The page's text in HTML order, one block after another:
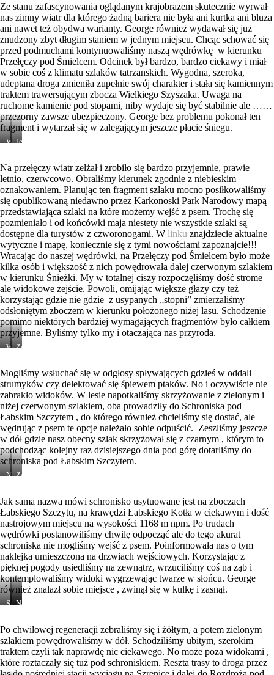
Ze stanu zafascynowania oglądanym krajobrazem skutecznie wyrwał
nas zimny wiatr dla którego żadną bariera nie była ani kurtka ani bluza
ani nawet też obydwa warianty. George również wydawał się już
znudzony zbyt długim staniem w jednym miejscu. Chcąc schować się
przed podmuchami kontynuowaliśmy naszą wędrówkę w kierunku
Przełęczy pod Śmielcem. Odcinek był bardzo, bardzo ciekawy i miał
w sobie coś z klimatu szlaków tatrzanskich. Wygodna, szeroka,
udeptana droga zmieniła zupełnie swój charakter i stała się kamiennym
traktem trawersującym zbocza Wielkiego Szyszaka. Uwaga na
ruchome kamienie pod stopami, niby wydaje się być stabilnie ale ……
przezorny zawsze ubezpieczony. George bez problemu pokonał ten
fragment i wytarzał się w zalegającym jeszcze płacie śniegu.
W
pod
Śmielcem
Jeszcze
w
czerwcu
Na przełęczy wiatr zelżał i zrobiło się bardzo przyjemnie, prawie
letnio, czerwcowo. Obraliśmy kierunek zgodnie z niebieskim
oznakowaniem. Planując ten fragment szlaku mocno posiłkowaliśmy
się opublikowaną niedawno przez Karkonoski Park Narodowy mapą
przedstawiająca szlaki na które możemy wejść z psem. Trochę się
pozmieniało i od końcówki maja niestety nie wszystkie szlaki są
dostępne dla turystów z czworonogami. W linku znajdziecie aktualne
wytyczne i mapę, koniecznie się z tymi nowościami zapoznajcie!!!
Wracając do naszej wędrówki, na Przełęczy pod Śmielcem było może
kilka osób i większość z nich powędrowała dalej czerwonym szlakiem
w kierunku Śnieżki. My w totalnej ciszy rozpoczęliśmy dość strome
ale widokowe zejście. Powoli, omijając większe głazy czy też
korzystając gdzie nie gdzie z usypanych „stopni” zmierzaliśmy
odsłoniętym zboczem w kierunku położonego niżej lasu. Schodzenie
pomimo niektórych bardziej wymagających fragmentów było całkiem
przyjemne. Byliśmy tylko my i otaczająca nas przyroda.
Widoki!
Zejście
Mogliśmy wsłuchać się w odgłosy spływających gdzieś w oddali
strumyków czy delektować się śpiewem ptaków. No i oczywiście nie
zabrakło widoków. W lesie napotkaliśmy skrzyżowanie z zielonym i
niżej czerwonym szlakiem, oba prowadziły do Schroniska pod
Łabskim Szczytem , do którego również chcieliśmy się dostać, ale
wędrując z psem te opcje należało sobie odpuścić. Zeszliśmy jeszcze
w dół gdzie nasz obecny szlak skrzyżował się z czarnym , którym to
podchodząc kolejny raz dzisiejszego dnia pod górę dotarliśmy do
schroniska pod Łabskim Szczytem.
NaZejście
Jak sama nazwa mówi schronisko usytuowane jest na zboczach
Łabskiego Szczytu, na krawędzi Łabskiego Kotła w ciekawym i dość
nastrojowym miejscu na wysokości 1168 m npm. Po trudach
wędrówki postanowiliśmy chwilę odpocząć ale do tego akurat
schroniska nie mogliśmy wejść z psem. Poinformowała nas o tym
naklejka umieszczona na drzwiach wejściowych. Korzystając z
pięknej pogody usiedliśmy na zewnątrz, wrzuciliśmy coś na ząb i
kontemplowaliśmy widoki wygrzewając twarze w słońcu. George
również znalazł sobie miejsce , zwinął się w kulkę i zasnął.
Schronisko
Szczytem
Fragment
szlaku
Na
Po chwilowej regeneracji zebraliśmy się i żółtym, a potem zielonym
szlakiem powędrowaliśmy w dół. Schodziliśmy ubitym, szerokim
traktem czyli tak naprawdę nic ciekawego. No może poza widokami ,
które roztaczały się tuż pod schroniskiem. Reszta trasy to droga przez